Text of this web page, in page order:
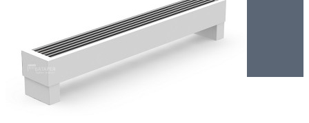
Чугунные радиаторы
Полотенцесушители